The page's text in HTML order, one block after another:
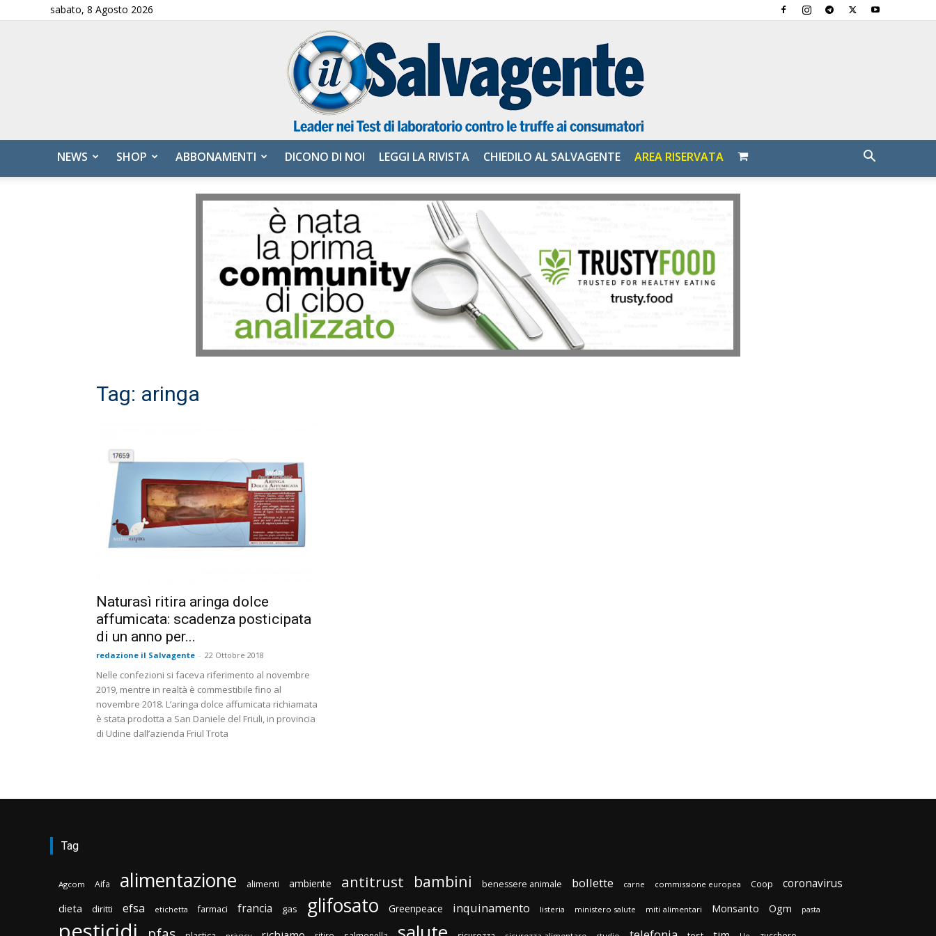
sabato, 8 Agosto 2026
Salvagente
NEWS SHOP ABBONAMENTI DICONO DI NOI LEGGI LA RIVISTA CHIEDILO AL SALVAGENTE AREA RISERVATA
Tag: aringa
Naturasì ritira aringa dolce
affumicata: scadenza posticipata
di un anno per...
redazione il Salvagente - 22 Ottobre 2018
Nelle confezioni si faceva riferimento al novembre
2019, mentre in realtà è commestibile fino al
novembre 2018. L’aringa dolce affumicata richiamata
è stata prodotta a San Daniele del Friuli, in provincia
di Udine dall’azienda Friul Trota
Tag
Agcom Aifa alimentazione alimenti ambiente antitrust bambini benessere animale bollette carne commissione europea Coop coronavirus
dieta diritti efsa etichetta farmaci francia gas glifosato Greenpeace inquinamento listeria ministero salute miti alimentari Monsanto Ogm pasta